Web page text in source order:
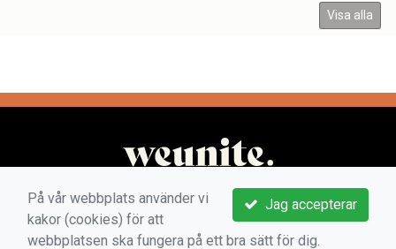
Visa alla
Jag accepterar
På vår webbplats använder vi
kakor (cookies) för att
webbplatsen ska fungera på ett bra sätt för dig.